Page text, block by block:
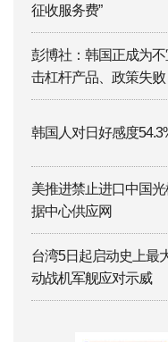
征收服务费”
彭博社：韩国正成为
击杠杆产品、政策失败
韩国人对日好感度
美推进禁止进口中国
据中心供应网
台湾5日起启动史上最
动战机军舰应对示威